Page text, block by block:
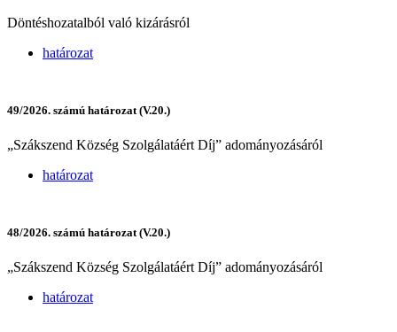
Döntéshozatalból való kizárásról
határozat
49/2026. számú határozat (V.20.)
„Szákszend Község Szolgálatáért Díj” adományozásáról
határozat
48/2026. számú határozat (V.20.)
„Szákszend Község Szolgálatáért Díj” adományozásáról
határozat